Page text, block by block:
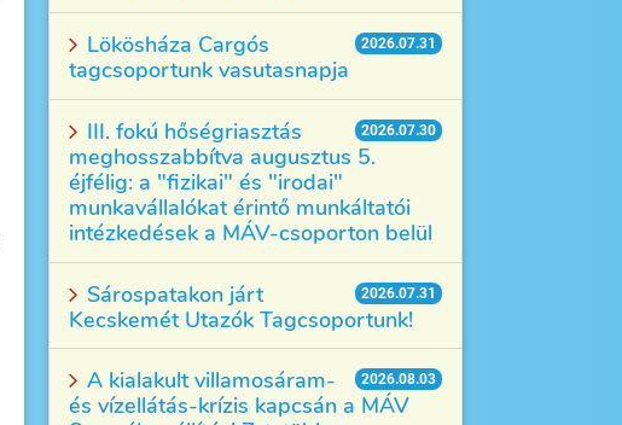
2026.07.31
Lökösháza Cargós
tagcsoportunk vasutasnapja
2026.07.30
III. fokú hőségriasztás
meghosszabbítva augusztus 5.
éjfélig: a "fizikai" és "irodai"
munkavállalókat érintő munkáltatói
intézkedések a MÁV-csoporton belül
2026.07.31
Sárospatakon járt
Kecskemét Utazók Tagcsoportunk!
2026.08.03
A kialakult villamosáram-
és vízellátás-krízis kapcsán a MÁV